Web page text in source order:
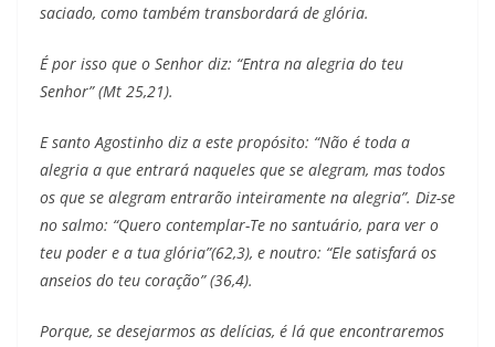
saciado, como também transbordará de glória.
É por isso que o Senhor diz: “Entra na alegria do teu
Senhor” (Mt 25,21).
E santo Agostinho diz a este propósito: “Não é toda a
alegria a que entrará naqueles que se alegram, mas todos
os que se alegram entrarão inteiramente na alegria”. Diz-se
no salmo: “Quero contemplar-Te no santuário, para ver o
teu poder e a tua glória”(62,3), e noutro: “Ele satisfará os
anseios do teu coração” (36,4).
Porque, se desejarmos as delícias, é lá que encontraremos